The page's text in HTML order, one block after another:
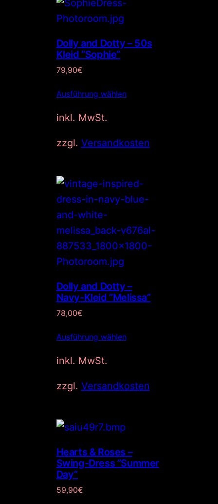
Dolly and Dotty – 50s
Kleid ”Sophie”
79,90€
Ausführung wählen
inkl. MwSt.
zzgl. Versandkosten
Dolly and Dotty –
Navy-Kleid ”Melissa”
78,00€
Ausführung wählen
inkl. MwSt.
zzgl. Versandkosten
Hearts & Roses –
Swing-Dress ”Summer
Day”
59,90€